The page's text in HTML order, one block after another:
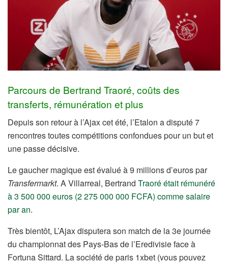
Parcours de Bertrand Traoré, coûts des
transferts, rémunération et plus
Depuis son retour à l’Ajax cet été, l’Etalon a disputé 7
rencontres toutes compétitions confondues pour un but et
une passe décisive.
Le gaucher magique est évalué à 9 millions d’euros par
Transfermarkt. A Villarreal, Bertrand Traoré était rémunéré
à 3 500 000 euros (2 275 000 000 FCFA) comme salaire
par an.
Très bientôt, L’Ajax disputera son match de la 3e journée
du championnat des Pays-Bas de l’Eredivisie face à
Fortuna Sittard. La société de paris 1xbet (vous pouvez